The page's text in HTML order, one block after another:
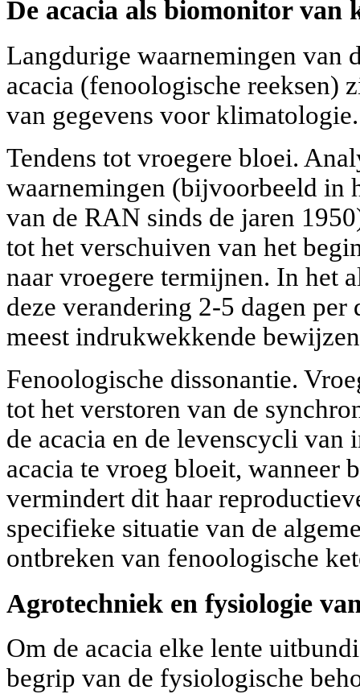
De acacia als biomonitor van
Langdurige waarnemingen van
acacia (fenoologische reeksen)
van gegevens voor klimatologie.
Tendens tot vroegere bloei.
waarnemingen (bijvoorbeeld in
van de RAN sinds de jaren
tot het verschuiven van het
naar vroegere termijnen. In het
deze verandering 2-5 dagen per
meest indrukwekkende
Fenoologische dissonantie.
tot het verstoren van de
de acacia en de levenscycli van
acacia te vroeg bloeit, wanneer
vermindert dit haar
specifieke situatie van de
ontbreken van fenoologische
Agrotechniek en fysiologie
Om de acacia elke lente
begrip van de fysiologische